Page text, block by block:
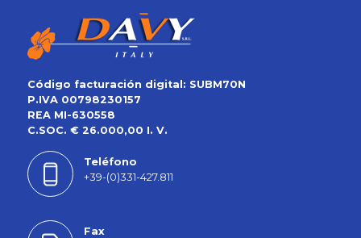
Código facturación digital: SUBM70N
P.IVA 00798230157
REA MI-630558
C.SOC. € 26.000,00 I. V.
Teléfono
+39-(0)331-427.811
Fax